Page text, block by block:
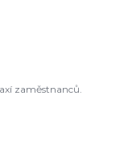
zaměstnanců.